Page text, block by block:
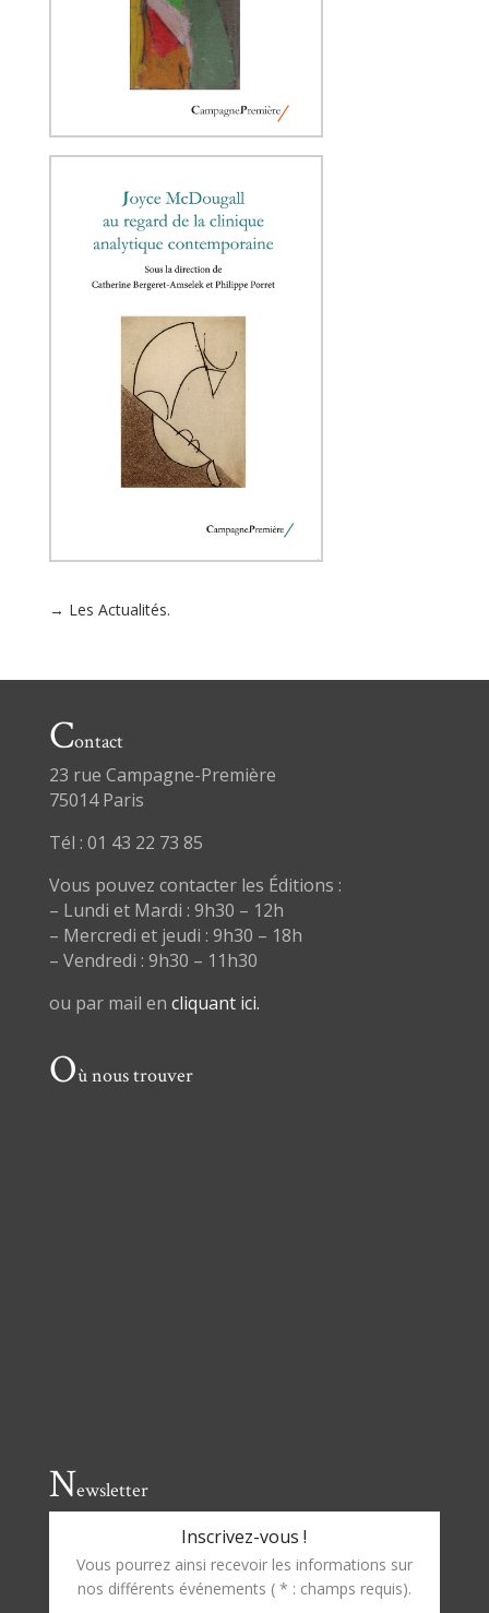
→ Les Actualités.
Contact
23 rue Campagne-Première
75014 Paris
Tél : 01 43 22 73 85
Vous pouvez contacter les Éditions :
– Lundi et Mardi : 9h30 – 12h
– Mercredi et jeudi : 9h30 – 18h
– Vendredi : 9h30 – 11h30
ou par mail en cliquant ici.
Où nous trouver
Newsletter
Inscrivez-vous !
Vous pourrez ainsi recevoir les informations sur
nos différents événements ( * : champs requis).